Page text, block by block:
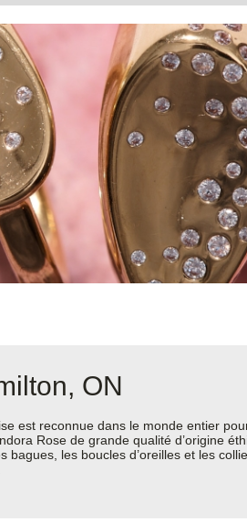
ON
est reconnue dans le monde entier
Rose de grande qualité d’origine
les boucles d’oreilles et les